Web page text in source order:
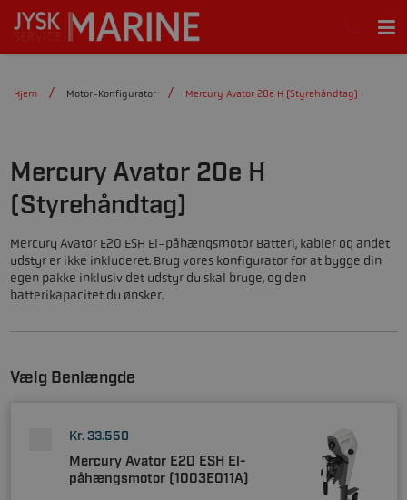
Hjem Motor-Konfigurator Mercury Avator 20e H (Styrehåndtag)
Mercury Avator 20e H
(Styrehåndtag)
Mercury Avator E20 ESH El-påhængsmotor Batteri, kabler og andet
udstyr er ikke inkluderet. Brug vores konfigurator for at bygge din
egen pakke inklusiv det udstyr du skal bruge, og den
batterikapacitet du ønsker.
Vælg Benlængde
Kr. 33.550
Mercury Avator E20 ESH El-
påhængsmotor (1003E011A)